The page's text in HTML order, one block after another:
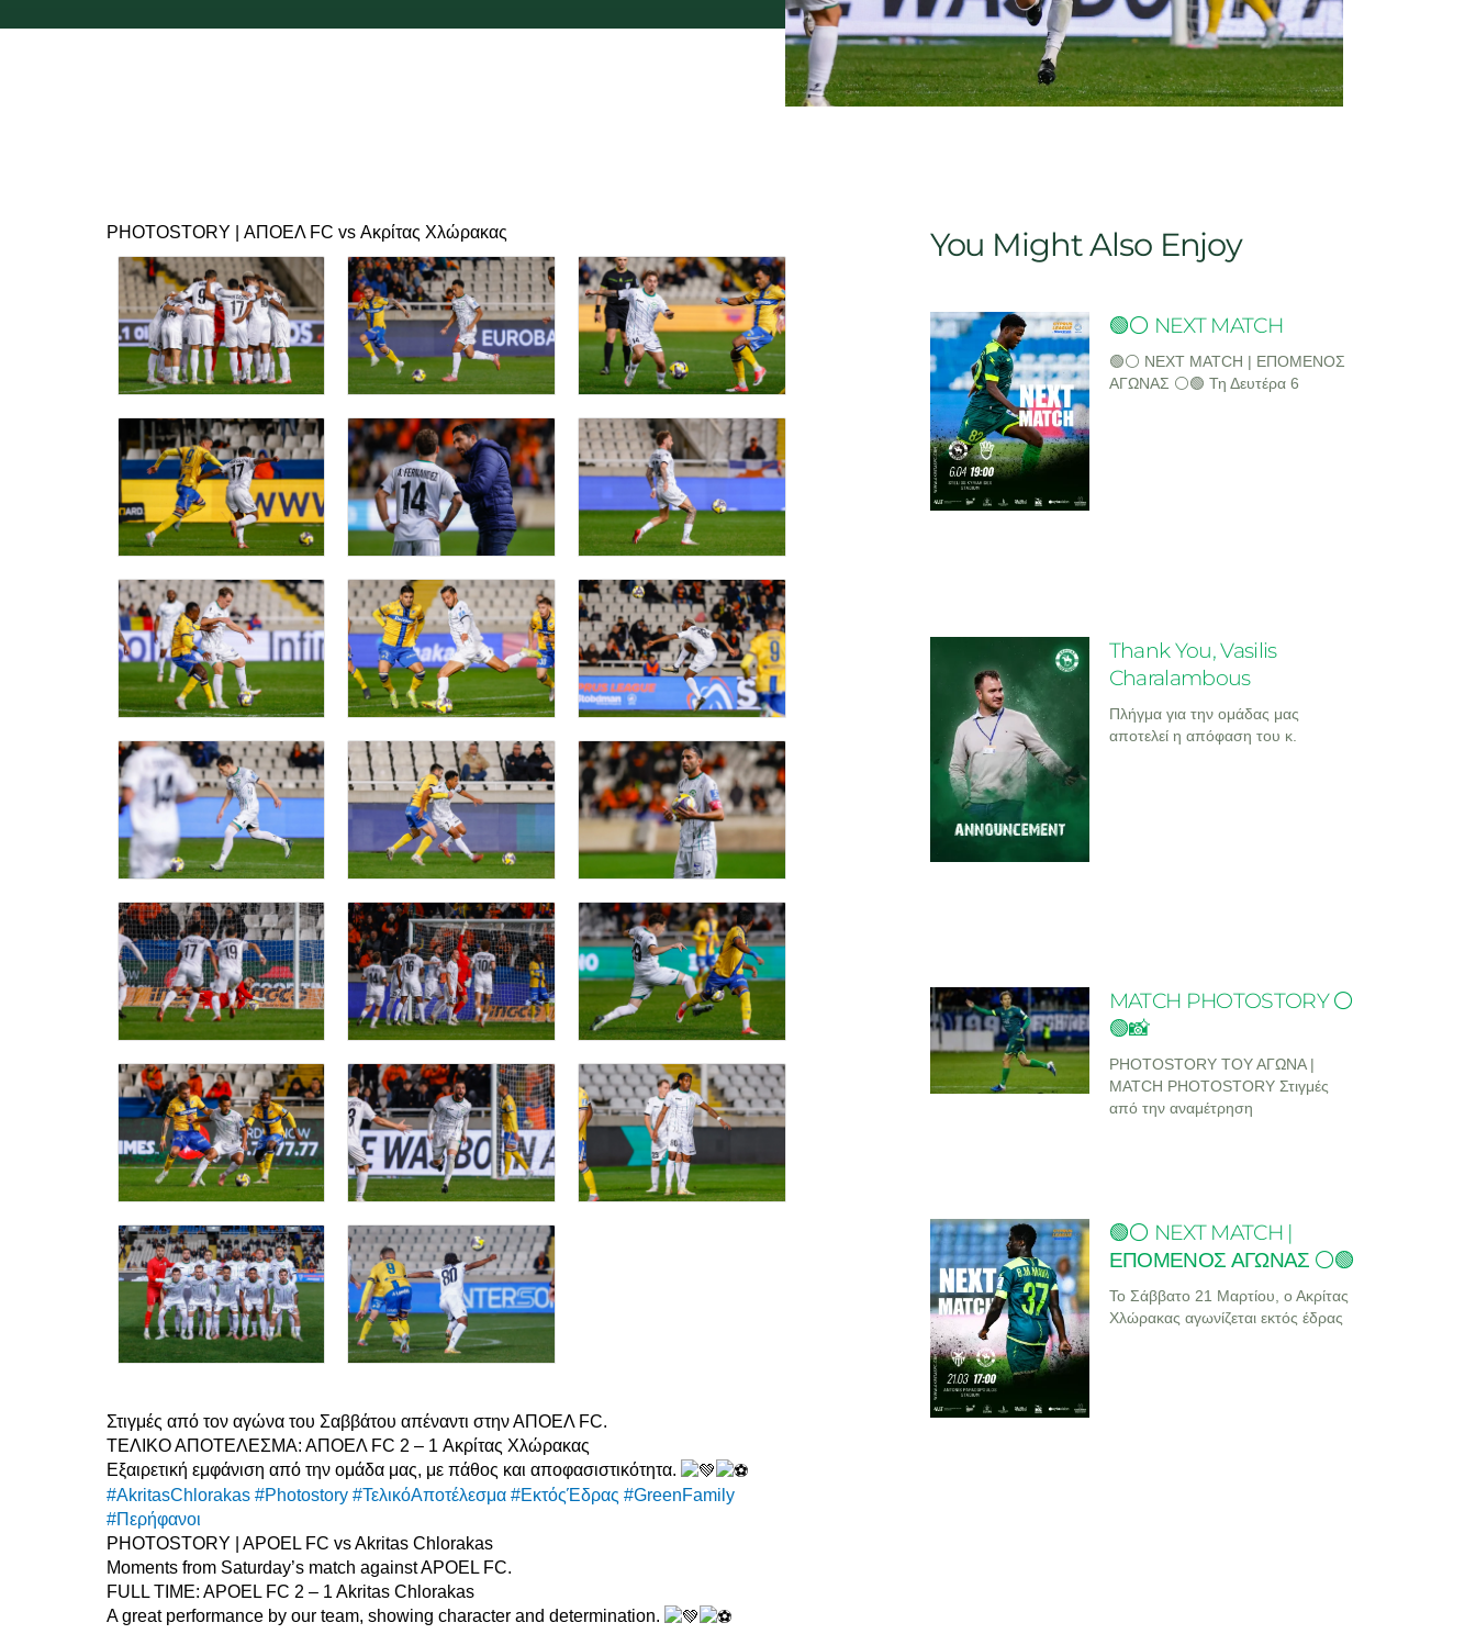
PHOTOSTORY | ΑΠΟΕΛ FC vs Ακρίτας Χλώρακας
Στιγμές από τον αγώνα του Σαββάτου απέναντι στην ΑΠΟΕΛ FC.
ΤΕΛΙΚΟ ΑΠΟΤΕΛΕΣΜΑ: ΑΠΟΕΛ FC 2 – 1 Ακρίτας Χλώρακας
Εξαιρετική εμφάνιση από την ομάδα μας, με πάθος και αποφασιστικότητα.
#AkritasChlorakas #Photostory #ΤελικόΑποτέλεσμα #ΕκτόςΈδρας #GreenFamily
#Περήφανοι
PHOTOSTORY | APOEL FC vs Akritas Chlorakas
Moments from Saturday’s match against APOEL FC.
FULL TIME: APOEL FC 2 – 1 Akritas Chlorakas
A great performance by our team, showing character and determination.
You Might Also Enjoy
🟢⚪ NEXT MATCH
🟢⚪ NEXT MATCH | ΕΠΟΜΕΝΟΣ
ΑΓΩΝΑΣ ⚪🟢 Τη Δευτέρα 6
Thank You, Vasilis
Charalambous
Πλήγμα για την ομάδας μας
αποτελεί η απόφαση του κ.
MATCH PHOTOSTORY ⚪
🟢📸
PHOTOSTORY ΤΟΥ ΑΓΩΝΑ |
MATCH PHOTOSTORY Στιγμές
από την αναμέτρηση
🟢⚪ NEXT MATCH |
ΕΠΟΜΕΝΟΣ ΑΓΩΝΑΣ ⚪🟢
Το Σάββατο 21 Μαρτίου, ο Ακρίτας
Χλώρακας αγωνίζεται εκτός έδρας